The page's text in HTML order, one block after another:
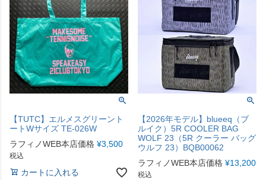
【TUTC】エルメスグリーント
ートWサイズ TE-026W
ラフィノWEB本店価格 ¥3,500
税込
カートに入れる
【2026年モデル】blueeq（ブ
ルイク）5R COOLER BAG
WOLF 23（5R クーラー バッグ
ウルフ 23）BQB00062
ラフィノWEB本店価格 ¥13,200
税込